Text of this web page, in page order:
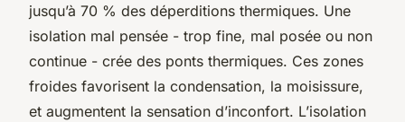
jusqu’à 70 % des déperditions thermiques. Une
isolation mal pensée - trop fine, mal posée ou non
continue - crée des ponts thermiques. Ces zones
froides favorisent la condensation, la moisissure,
et augmentent la sensation d’inconfort. L’isolation